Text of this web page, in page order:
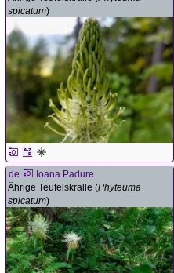
spicatum)
de
Ioana Padure
Ährige Teufelskralle (Phyteuma
spicatum)